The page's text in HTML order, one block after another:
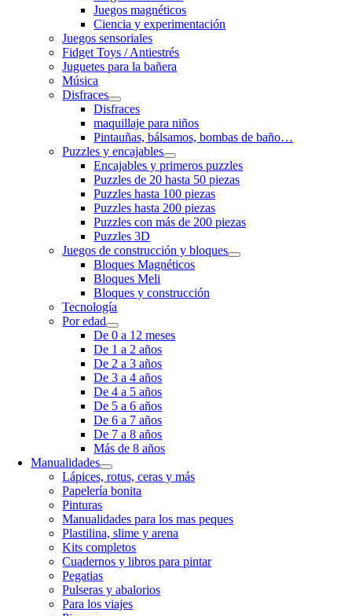
Juegos magnéticos
Ciencia y experimentación
Juegos sensoriales
Fidget Toys / Antiestrés
Juguetes para la bañera
Música
Disfraces
Disfraces
maquillaje para niños
Pintauñas, bálsamos, bombas de baño…
Puzzles y encajables
Encajables y primeros puzzles
Puzzles de 20 hasta 50 piezas
Puzzles hasta 100 piezas
Puzzles hasta 200 piezas
Puzzles con más de 200 piezas
Puzzles 3D
Juegos de construcción y bloques
Bloques Magnéticos
Bloques Meli
Bloques y construcción
Tecnología
Por edad
De 0 a 12 meses
De 1 a 2 años
De 2 a 3 años
De 3 a 4 años
De 4 a 5 años
De 5 a 6 años
De 6 a 7 años
De 7 a 8 años
Más de 8 años
Manualidades
Lápices, rotus, ceras y más
Papelería bonita
Pinturas
Manualidades para los mas peques
Plastilina, slime y arena
Kits completos
Cuadernos y libros para pintar
Pegatias
Pulseras y abalorios
Para los viajes